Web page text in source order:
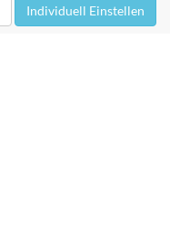
Individuell Einstellen